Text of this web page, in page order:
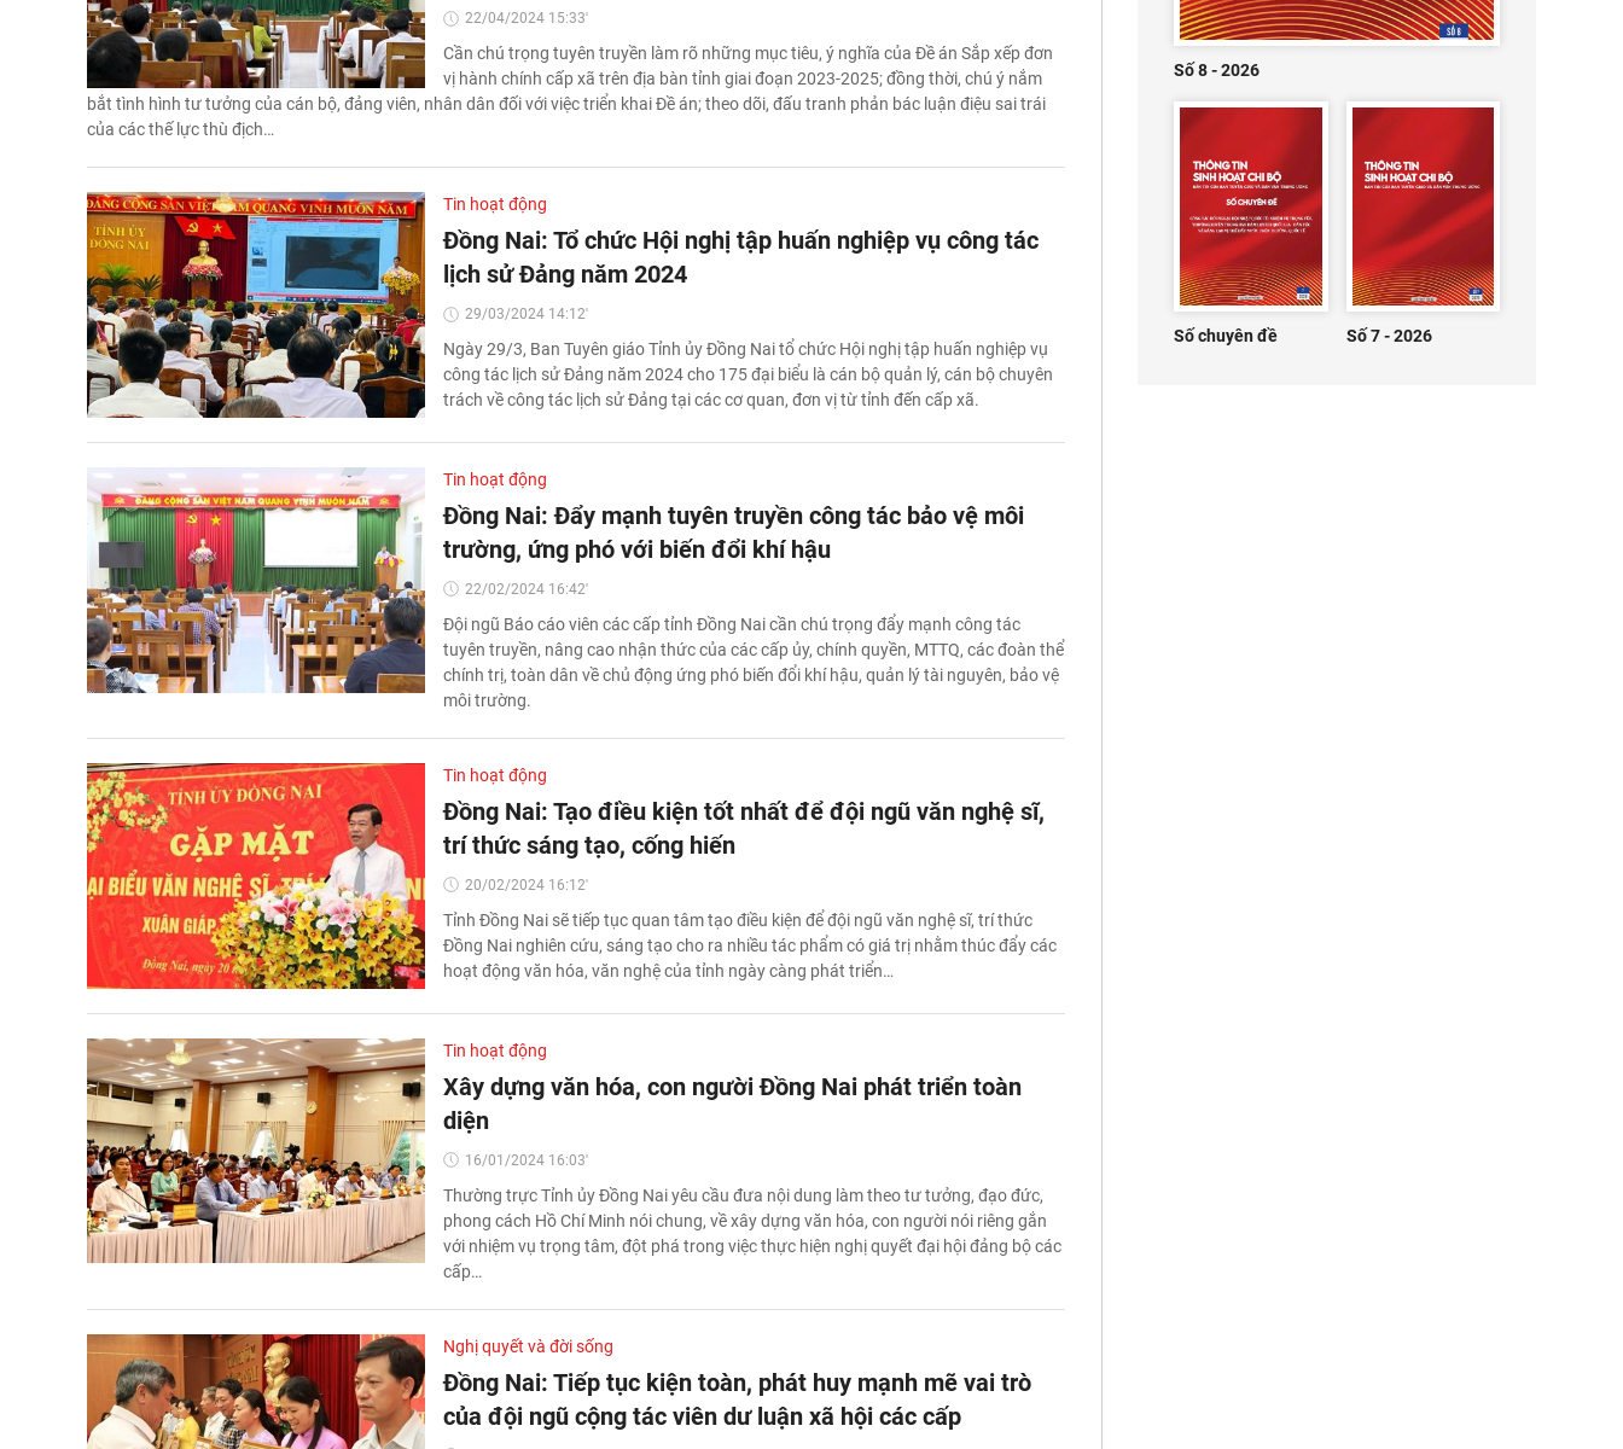
22/04/2024 15:33'
Cần chú trọng tuyên truyền làm rõ những mục tiêu, ý nghĩa của Đề án Sắp xếp đơn
vị hành chính cấp xã trên địa bàn tỉnh giai đoạn 2023-2025; đồng thời, chú ý nắm
bắt tình hình tư tưởng của cán bộ, đảng viên, nhân dân đối với việc triển khai Đề án; theo dõi, đấu tranh phản bác luận điệu sai trái
của các thế lực thù địch…
Tin hoạt động
Đồng Nai: Tổ chức Hội nghị tập huấn nghiệp vụ công tác
lịch sử Đảng năm 2024
29/03/2024 14:12'
Ngày 29/3, Ban Tuyên giáo Tỉnh ủy Đồng Nai tổ chức Hội nghị tập huấn nghiệp vụ
công tác lịch sử Đảng năm 2024 cho 175 đại biểu là cán bộ quản lý, cán bộ chuyên
trách về công tác lịch sử Đảng tại các cơ quan, đơn vị từ tỉnh đến cấp xã.
Tin hoạt động
Đồng Nai: Đẩy mạnh tuyên truyền công tác bảo vệ môi
trường, ứng phó với biến đổi khí hậu
22/02/2024 16:42'
Đội ngũ Báo cáo viên các cấp tỉnh Đồng Nai cần chú trọng đẩy mạnh công tác
tuyên truyền, nâng cao nhận thức của các cấp ủy, chính quyền, MTTQ, các đoàn thể
chính trị, toàn dân về chủ động ứng phó biến đổi khí hậu, quản lý tài nguyên, bảo vệ
môi trường.
Tin hoạt động
Đồng Nai: Tạo điều kiện tốt nhất để đội ngũ văn nghệ sĩ,
trí thức sáng tạo, cống hiến
20/02/2024 16:12'
Tỉnh Đồng Nai sẽ tiếp tục quan tâm tạo điều kiện để đội ngũ văn nghệ sĩ, trí thức
Đồng Nai nghiên cứu, sáng tạo cho ra nhiều tác phẩm có giá trị nhằm thúc đẩy các
hoạt động văn hóa, văn nghệ của tỉnh ngày càng phát triển…
Tin hoạt động
Xây dựng văn hóa, con người Đồng Nai phát triển toàn
diện
16/01/2024 16:03'
Thường trực Tỉnh ủy Đồng Nai yêu cầu đưa nội dung làm theo tư tưởng, đạo đức,
phong cách Hồ Chí Minh nói chung, về xây dựng văn hóa, con người nói riêng gắn
với nhiệm vụ trọng tâm, đột phá trong việc thực hiện nghị quyết đại hội đảng bộ các
cấp…
Nghị quyết và đời sống
Đồng Nai: Tiếp tục kiện toàn, phát huy mạnh mẽ vai trò
của đội ngũ cộng tác viên dư luận xã hội các cấp
Số 8 - 2026
Số chuyên đề Số 7 - 2026